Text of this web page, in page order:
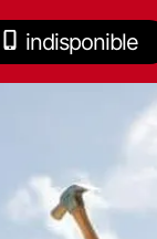
indisponible